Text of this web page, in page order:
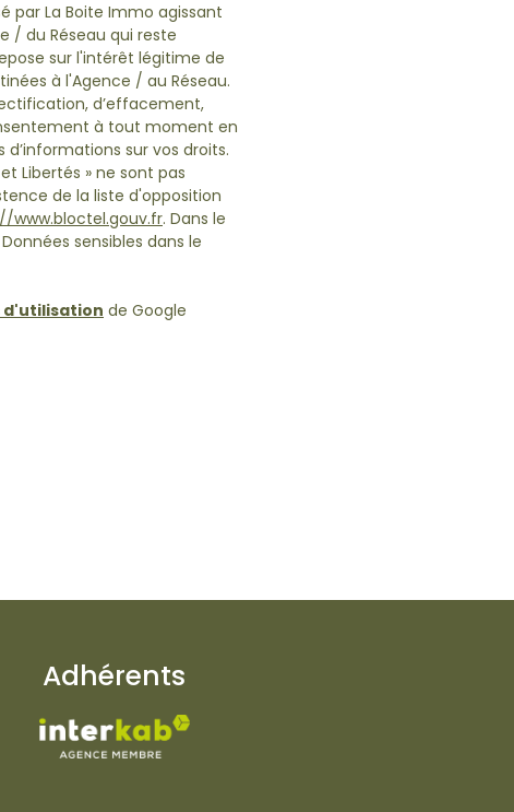
par La Boite Immo agissant
/ du Réseau qui reste
sur l'intérêt légitime de
à l'Agence / au Réseau.
d’effacement,
à tout moment en
d’informations sur vos droits.
Libertés » ne sont pas
de la liste d'opposition
www.bloctel.gouv.fr. Dans le
sensibles dans le
d'utilisation de Google
Adhérents